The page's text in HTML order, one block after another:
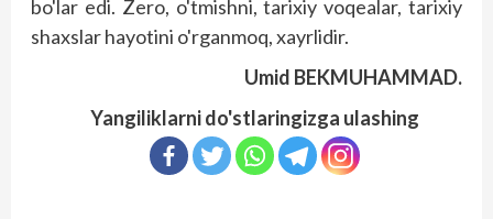
bo'lar edi. Zero, o'tmishni, tarixiy voqealar, tarixiy
shaxslar hayotini o'rganmoq, xayrlidir.
Umid BEKMUHAMMAD.
Yangiliklarni do'stlaringizga ulashing